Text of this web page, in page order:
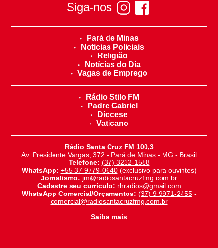
Siga-nos
Pará de Minas
Noticias Policiais
Religião
Notícias do Dia
Vagas de Emprego
Rádio Stilo FM
Padre Gabriel
Diocese
Vaticano
Rádio Santa Cruz FM 100,3
Av. Presidente Vargas, 372 - Pará de Minas - MG - Brasil
Telefone: (37) 3232-1588
WhatsApp: +55 37 9779-0640(exclusivo para ouvintes)
Jornalismo: jm@radiosantacruzfmg.com.br
Cadastre seu currículo: rhradios@gmail.com
WhatsApp Comercial/Orçamentos: (37) 9 9971-2455-
comercial@radiosantacruzfmg.com.br
Saiba mais